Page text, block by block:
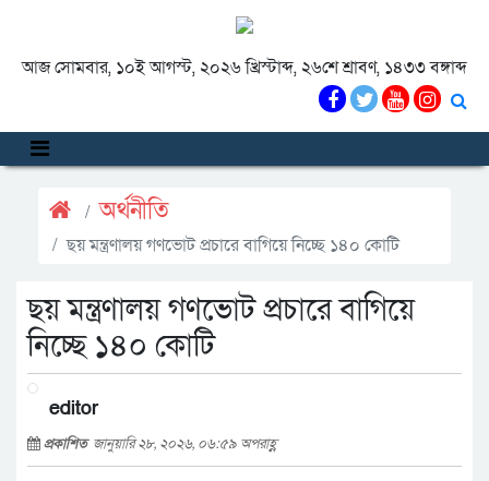
আজ সোমবার, ১০ই আগস্ট, ২০২৬ খ্রিস্টাব্দ, ২৬শে শ্রাবণ, ১৪৩৩ বঙ্গাব্দ
অর্থনীতি
ছয় মন্ত্রণালয় গণভোট প্রচারে বাগিয়ে নিচ্ছে ১৪০ কোটি
ছয় মন্ত্রণালয় গণভোট প্রচারে বাগিয়ে
নিচ্ছে ১৪০ কোটি
editor
প্রকাশিত জানুয়ারি ২৮, ২০২৬, ০৬:৫৯ অপরাহ্ণ